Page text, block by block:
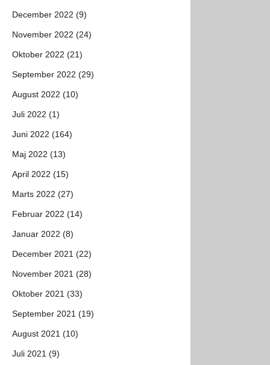
December 2022 (9)
November 2022 (24)
Oktober 2022 (21)
September 2022 (29)
August 2022 (10)
Juli 2022 (1)
Juni 2022 (164)
Maj 2022 (13)
April 2022 (15)
Marts 2022 (27)
Februar 2022 (14)
Januar 2022 (8)
December 2021 (22)
November 2021 (28)
Oktober 2021 (33)
September 2021 (19)
August 2021 (10)
Juli 2021 (9)